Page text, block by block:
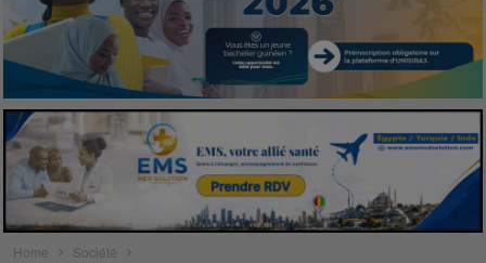
Home Société